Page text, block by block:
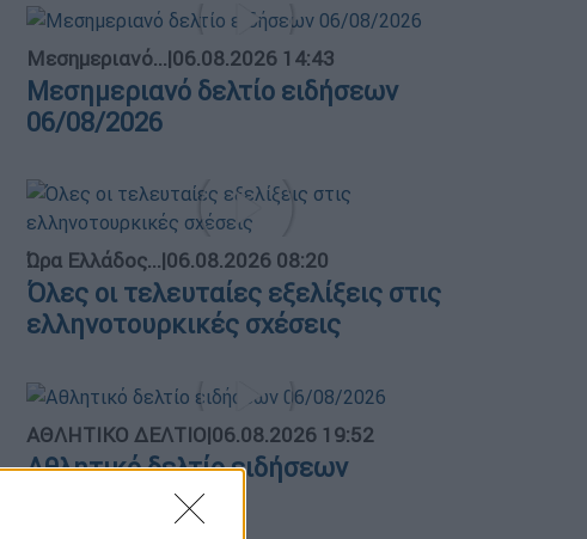
Μεσημεριανό...|06.08.2026 14:43
Μεσημεριανό δελτίο ειδήσεων
06/08/2026
Ώρα Ελλάδος...|06.08.2026 08:20
Όλες οι τελευταίες εξελίξεις στις
ελληνοτουρκικές σχέσεις
ΑΘΛΗΤΙΚΟ ΔΕΛΤΙΟ|06.08.2026 19:52
Αθλητικό δελτίο ειδήσεων